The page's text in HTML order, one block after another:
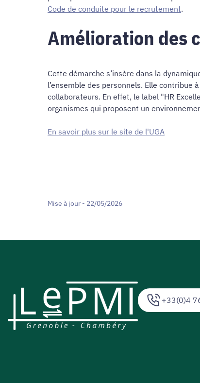
Code de conduite pour le recrutement.
Amélioration des
Cette démarche s’insère dans la
l’ensemble des personnels. Elle
collaborateurs. En effet, le label "HR
organismes qui proposent un
En savoir plus sur le site de l'UGA
Mise à jour - 22/05/2026
+33(0)4